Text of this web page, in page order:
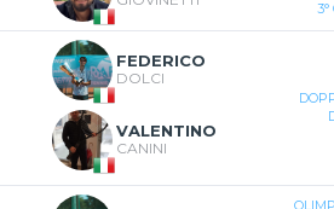
FEDERICO
DOLCI
VALENTINO
CANINI